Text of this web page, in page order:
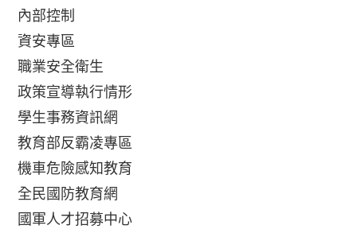
內部控制
資安專區
職業安全衛生
政策宣導執行情形
學生事務資訊網
教育部反霸凌專區
機車危險感知教育
全民國防教育網
國軍人才招募中心